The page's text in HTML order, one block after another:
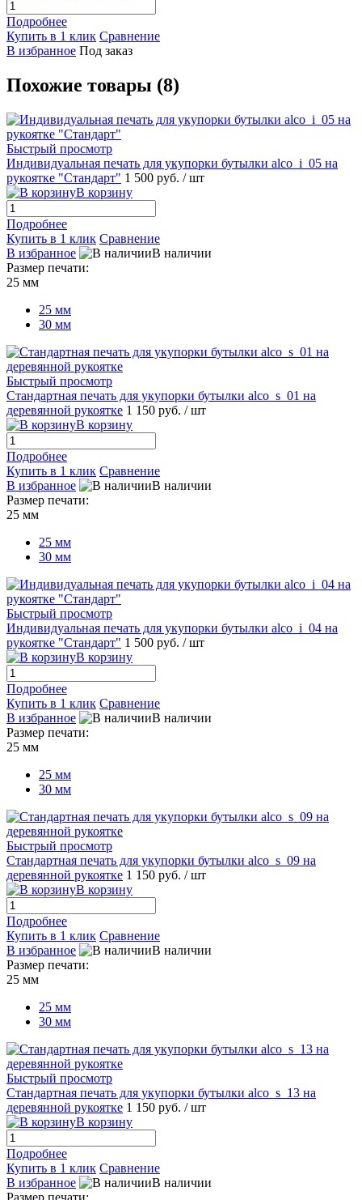
Подробнее
Купить в 1 клик Сравнение
В избранное Под заказ
Похожие товары (8)
Быстрый просмотр
Индивидуальная печать для укупорки бутылки alco_i_05 на
рукоятке "Стандарт" 1 500 руб. / шт
В корзину
Подробнее
Купить в 1 клик Сравнение
В избранное
В наличии
Размер печати:
25 мм
25 мм
30 мм
Быстрый просмотр
Стандартная печать для укупорки бутылки alco_s_01 на
деревянной рукоятке 1 150 руб. / шт
В корзину
Подробнее
Купить в 1 клик Сравнение
В избранное
В наличии
Размер печати:
25 мм
25 мм
30 мм
Быстрый просмотр
Индивидуальная печать для укупорки бутылки alco_i_04 на
рукоятке "Стандарт" 1 500 руб. / шт
В корзину
Подробнее
Купить в 1 клик Сравнение
В избранное
В наличии
Размер печати:
25 мм
25 мм
30 мм
Быстрый просмотр
Стандартная печать для укупорки бутылки alco_s_09 на
деревянной рукоятке 1 150 руб. / шт
В корзину
Подробнее
Купить в 1 клик Сравнение
В избранное
В наличии
Размер печати:
25 мм
25 мм
30 мм
Быстрый просмотр
Стандартная печать для укупорки бутылки alco_s_13 на
деревянной рукоятке 1 150 руб. / шт
В корзину
Подробнее
Купить в 1 клик Сравнение
В избранное
В наличии
Размер печати: